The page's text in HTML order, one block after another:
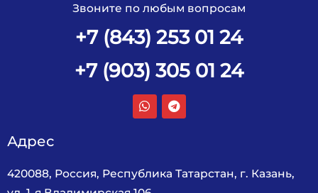
Звоните по любым вопросам
+7 (843) 253 01 24
+7 (903) 305 01 24
Адрес
420088, Россия, Республика Татарстан, г. Казань,